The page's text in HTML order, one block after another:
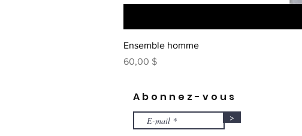
Ensemble homme
Prix
60,00 $
Abonnez-vous
>